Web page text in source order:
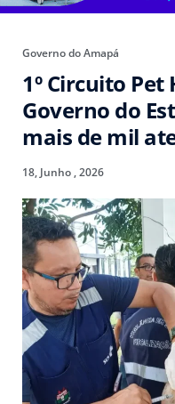
Governo do Amapá
1º Circuito
Governo do
mais de mil
18, Junho , 2026